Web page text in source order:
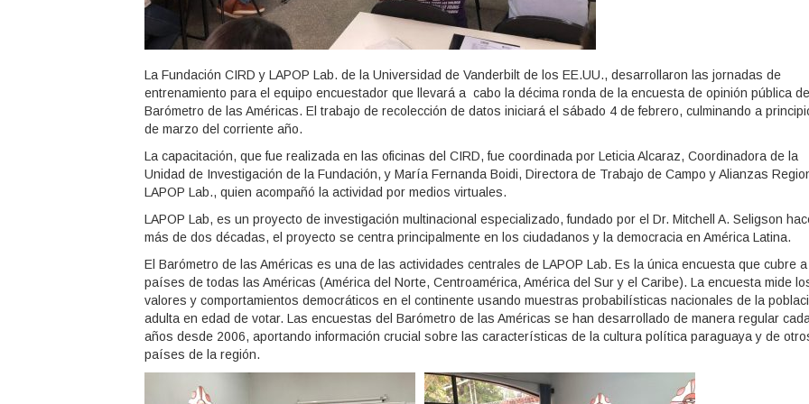
La Fundación CIRD y LAPOP Lab. de la Universidad de Vanderbilt de los EE.UU., desarrollaron las jornadas de
entrenamiento para el equipo encuestador que llevará a cabo la décima ronda de la encuesta de opinión pública del
Barómetro de las Américas. El trabajo de recolección de datos iniciará el sábado 4 de febrero, culminando a
de marzo del corriente año.
La capacitación, que fue realizada en las oficinas del CIRD, fue coordinada por Leticia Alcaraz, Coordinadora de la
Unidad de Investigación de la Fundación, y María Fernanda Boidi, Directora de Trabajo de Campo y Alianzas
LAPOP Lab., quien acompañó la actividad por medios virtuales.
LAPOP Lab, es un proyecto de investigación multinacional especializado, fundado por el Dr. Mitchell A. Seligson
más de dos décadas, el proyecto se centra principalmente en los ciudadanos y la democracia en América Latina.
El Barómetro de las Américas es una de las actividades centrales de LAPOP Lab. Es la única encuesta que cubre a
países de todas las Américas (América del Norte, Centroamérica, América del Sur y el Caribe). La encuesta mide
valores y comportamientos democráticos en el continente usando muestras probabilísticas nacionales de la
adulta en edad de votar. Las encuestas del Barómetro de las Américas se han desarrollado de manera regular
años desde 2006, aportando información crucial sobre las características de la cultura política paraguaya y de
países de la región.